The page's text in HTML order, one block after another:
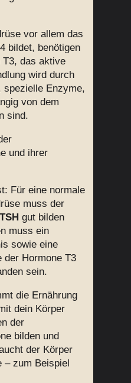
vor allem das
bildet, benötigen
T3, das aktive
wird durch
spezielle Enzyme,
von dem
sind.
und ihrer
Für eine normale
muss der
TSH gut bilden
muss ein
sowie eine
der Hormone T3
sein.
die Ernährung
dein Körper
der
bilden und
der Körper
– zum Beispiel